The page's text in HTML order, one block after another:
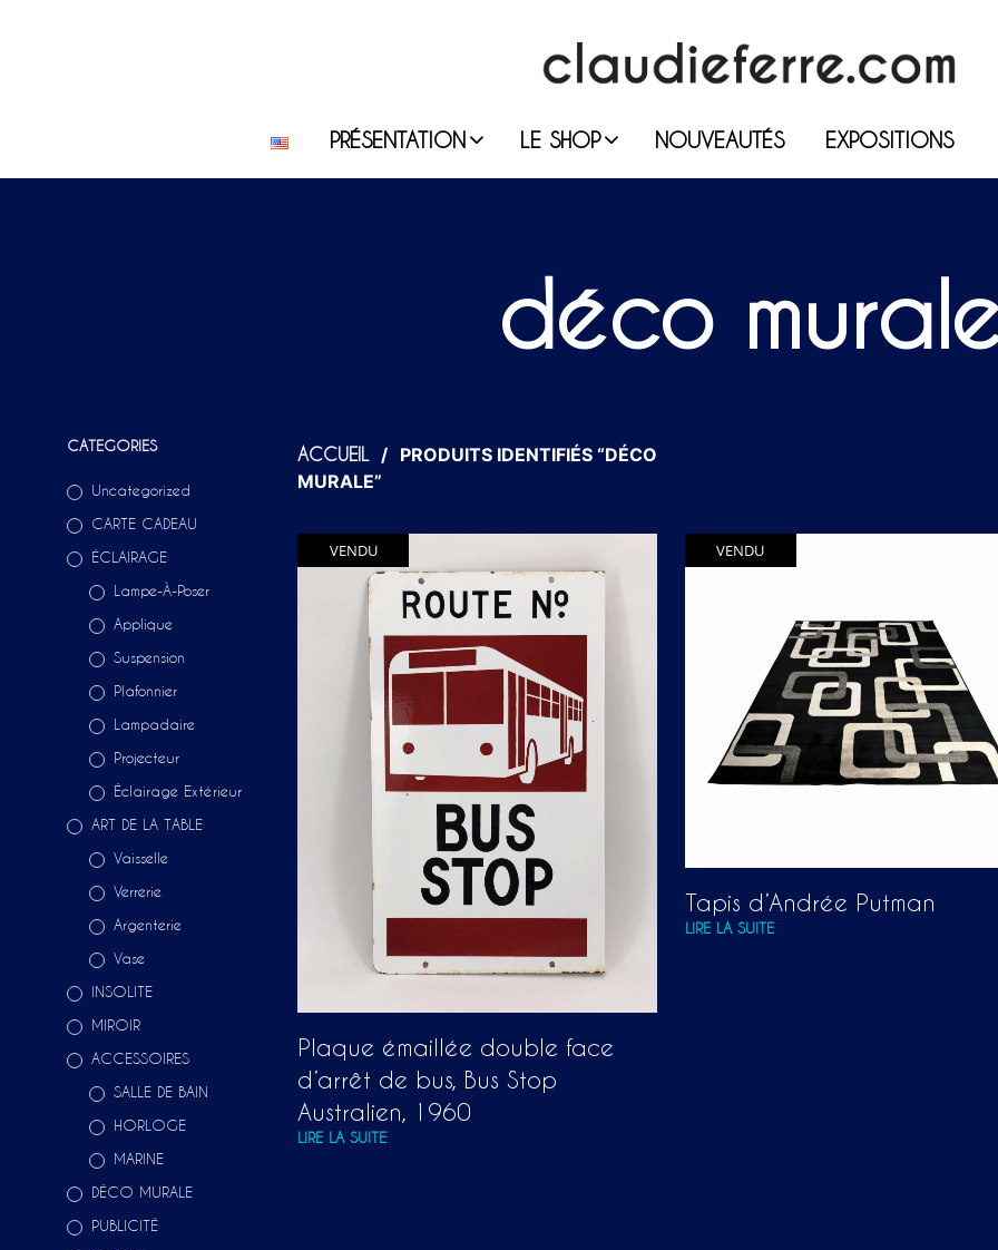
PRÉSENTATION LE SHOP NOUVEAUTÉS EXPOSITIONS
déco
CATEGORIES
Uncategorized
CARTE CADEAU
ÉCLAIRAGE
Lampe-À-Poser
Applique
Suspension
Plafonnier
Lampadaire
Projecteur
Éclairage Extérieur
ART DE LA TABLE
Vaisselle
Verrerie
Argenterie
Vase
INSOLITE
MIROIR
ACCESSOIRES
SALLE DE BAIN
HORLOGE
MARINE
DÉCO MURALE
PUBLICITÉ
ACCUEIL / PRODUITS IDENTIFIÉS “DÉCO
MURALE”
VENDU
Plaque émaillée double face
d’arrêt de bus, Bus Stop
Australien, 1960
LIRE LA SUITE
VENDU
Tapis d’Andrée Putman
LIRE LA SUITE